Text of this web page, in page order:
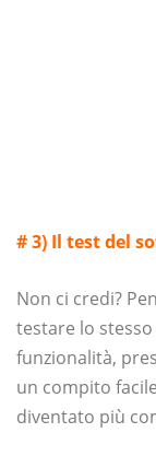
# 3) Il test del
Non ci credi?
testare lo
funzionalità,
un compito
diventato più